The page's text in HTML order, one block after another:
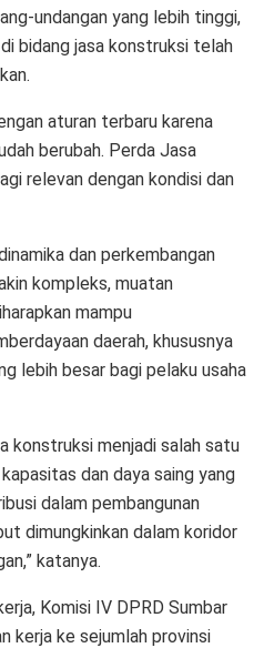
undangan yang lebih tinggi,
bidang jasa konstruksi telah
aturan terbaru karena
berubah. Perda Jasa
relevan dengan kondisi dan
dan perkembangan
kompleks, muatan
mampu
daerah, khususnya
lebih besar bagi pelaku usaha
konstruksi menjadi salah satu
dan daya saing yang
dalam pembangunan
dimungkinkan dalam koridor
katanya.
Komisi IV DPRD Sumbar
kerja ke sejumlah provinsi